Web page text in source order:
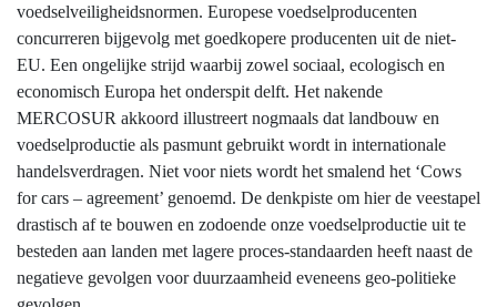
voedselveiligheidsnormen. Europese voedselproducenten
concurreren bijgevolg met goedkopere producenten uit de niet-
EU. Een ongelijke strijd waarbij zowel sociaal, ecologisch en
economisch Europa het onderspit delft. Het nakende
MERCOSUR akkoord illustreert nogmaals dat landbouw en
voedselproductie als pasmunt gebruikt wordt in internationale
handelsverdragen. Niet voor niets wordt het smalend het ‘Cows
for cars – agreement’ genoemd. De denkpiste om hier de veestapel
drastisch af te bouwen en zodoende onze voedselproductie uit te
besteden aan landen met lagere proces-standaarden heeft naast de
negatieve gevolgen voor duurzaamheid eveneens geo-politieke